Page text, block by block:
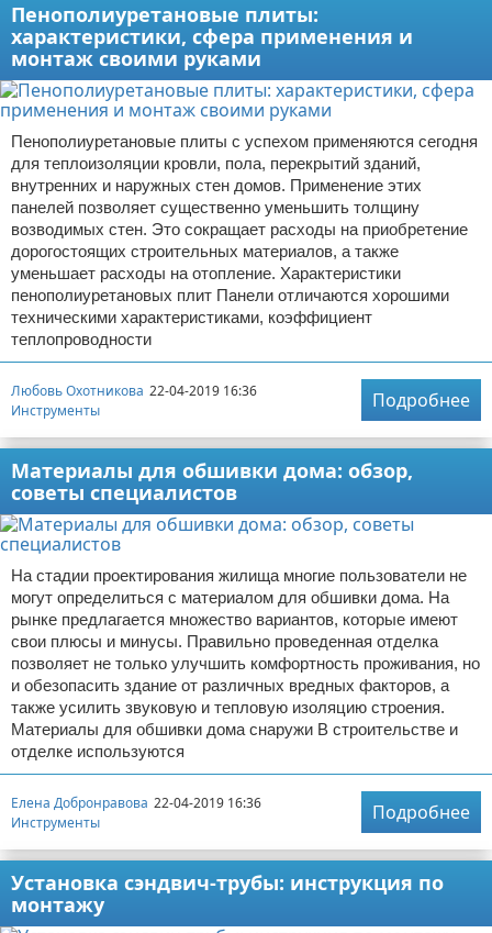
Пенополиуретановые плиты:
характеристики, сфера применения и
монтаж своими руками
Пенополиуретановые плиты с успехом применяются сегодня
для теплоизоляции кровли, пола, перекрытий зданий,
внутренних и наружных стен домов. Применение этих
панелей позволяет существенно уменьшить толщину
возводимых стен. Это сокращает расходы на приобретение
дорогостоящих строительных материалов, а также
уменьшает расходы на отопление. Характеристики
пенополиуретановых плит Панели отличаются хорошими
техническими характеристиками, коэффициент
теплопроводности
Любовь Охотникова 22-04-2019 16:36
Инструменты
Подробнее
Материалы для обшивки дома: обзор,
советы специалистов
На стадии проектирования жилища многие пользователи не
могут определиться с материалом для обшивки дома. На
рынке предлагается множество вариантов, которые имеют
свои плюсы и минусы. Правильно проведенная отделка
позволяет не только улучшить комфортность проживания, но
и обезопасить здание от различных вредных факторов, а
также усилить звуковую и тепловую изоляцию строения.
Материалы для обшивки дома снаружи В строительстве и
отделке используются
Елена Добронравова 22-04-2019 16:36
Инструменты
Подробнее
Установка сэндвич-трубы: инструкция по
монтажу